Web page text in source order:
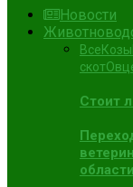
Новости
ВсеКозы
скот
Стоит
области